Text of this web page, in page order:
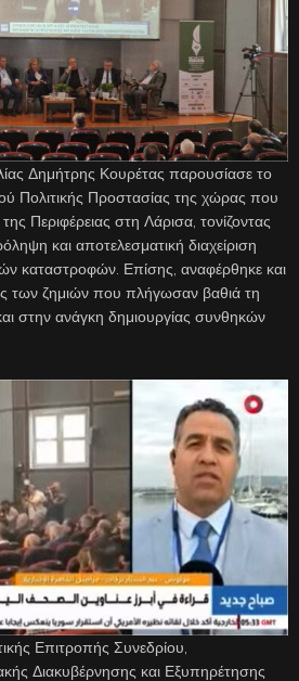
Δημήτρης Κουρέτας παρουσίασε το
Πολιτικής Προστασίας της χώρας που
Περιφέρειας στη Λάρισα, τονίζοντας
και αποτελεσματική διαχείριση
καταστροφών. Επίσης, αναφέρθηκε και
των ζημιών που πλήγωσαν βαθιά τη
στην ανάγκη δημιουργίας συνθηκών
Επιτροπής Συνεδρίου,
Διακυβέρνησης και Εξυπηρέτησης